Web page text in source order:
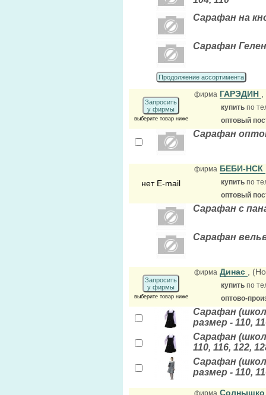
Сарафан на
Сарафан
Продолжение ассортимента
Запросить
у фирмы
выберите товар ниже
фирма ГАРЭДИН
купить по
оптовый
Сарафан
нет E-mail
фирма БЕБИ-НСК
купить по
оптовый
Сарафан с
Сарафан
Запросить
у фирмы
выберите товар ниже
фирма Динас ,
купить по
оптово-
Сарафан
размер - 110,
Сарафан
110, 116, 122,
Сарафан
размер - 110,
фирма